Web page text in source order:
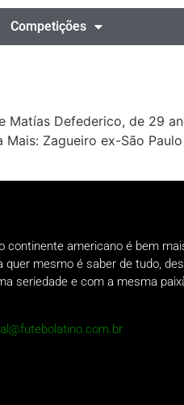
Competições
Defederico, de 29
Zagueiro ex-São
continente americano é bem
mesmo é saber de tudo,
seriedade e com a mesma